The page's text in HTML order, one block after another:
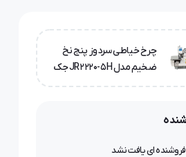
چرخ خیاطی سردوز پنج نخ
ضخیم مدل JR2220-5H جک
(Jack)
فروشنده ای یافت نشد